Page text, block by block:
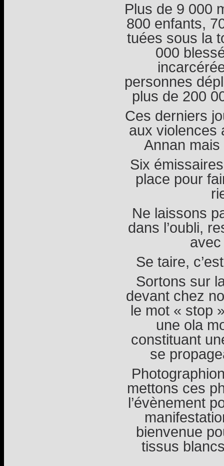
Plus de 9 000
800 enfants,
tuées sous la
000
personnes
plus de 200
Ces derniers
aux violences
Annan
Six
place pour
Ne laissons
dans l’oubli,
Se taire,
Sortons sur
devant chez
le mot « stop
une ola
constituant
se
mettons ces
l’évènement
bienvenue
tissus